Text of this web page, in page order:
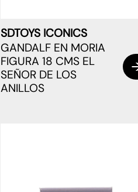
SDTOYS ICONICS
GANDALF EN MORIA
FIGURA 18 CMS EL
SEÑOR DE LOS
ANILLOS